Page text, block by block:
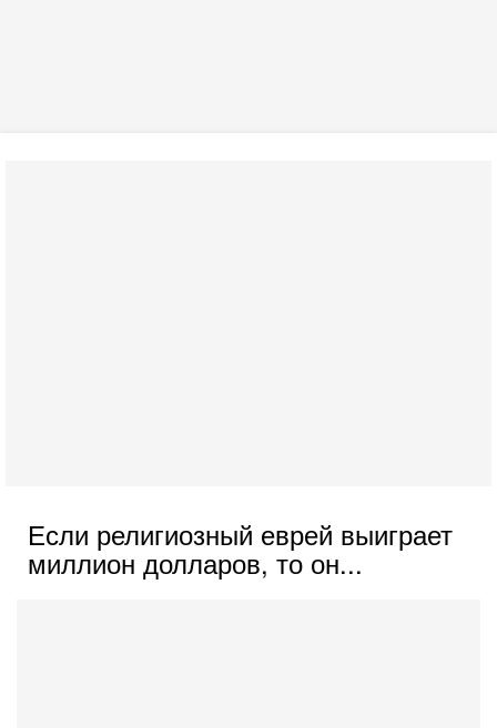
Если религиозный еврей выиграет
миллион долларов, то он...